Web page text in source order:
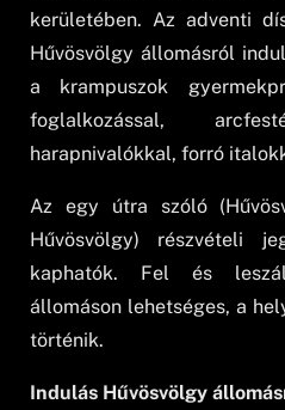
kerületében. Az adventi
Hűvösvölgy állomásról
a krampuszok
foglalkozással,
harapnivalókkal, forró
Az egy útra szóló
Hűvösvölgy) részvételi
kaphatók. Fel és
állomáson lehetséges, a
történik.
Indulás Hűvösvölgy